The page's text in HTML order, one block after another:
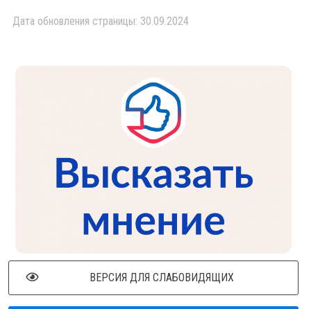
Дата обновления страницы: 30.09.2024
ВЕРСИЯ ДЛЯ СЛАБОВИДЯЩИХ